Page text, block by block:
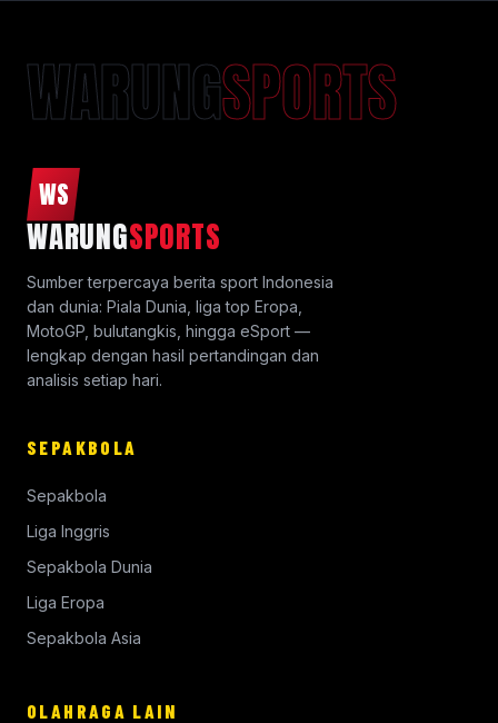
WARUNGSPORTS
WS
WARUNGSPORTS
Sumber terpercaya berita sport Indonesia
dan dunia: Piala Dunia, liga top Eropa,
MotoGP, bulutangkis, hingga eSport —
lengkap dengan hasil pertandingan dan
analisis setiap hari.
SEPAKBOLA
Sepakbola
Liga Inggris
Sepakbola Dunia
Liga Eropa
Sepakbola Asia
OLAHRAGA LAIN